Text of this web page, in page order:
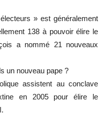
» est généralement
138 à pouvoir élire le
a nommé 21 nouveaux
un nouveau pape ?
assistent au conclave
en 2005 pour élire le